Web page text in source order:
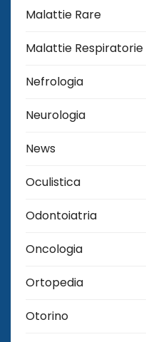
Malattie Rare
Malattie Respiratorie
Nefrologia
Neurologia
News
Oculistica
Odontoiatria
Oncologia
Ortopedia
Otorino